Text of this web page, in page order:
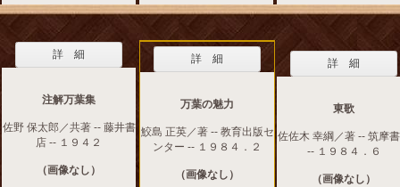
詳 細
注解万葉集
佐野 保太郎／共著 -- 藤井書
店 -- １９４２
（画像なし）
詳 細
万葉の魅力
鮫島 正英／著 -- 教育出版セ
ンター -- １９８４．２
（画像なし）
詳 細
東歌
佐佐木 幸綱／著 -- 筑摩
-- １９８４．６
（画像なし）